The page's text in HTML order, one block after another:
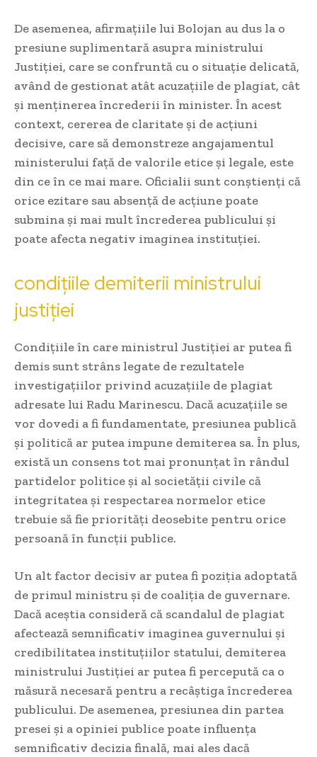
De asemenea, afirmațiile lui Bolojan au dus la o
presiune suplimentară asupra ministrului
Justiției, care se confruntă cu o situație delicată,
având de gestionat atât acuzațiile de plagiat, cât
și menținerea încrederii în minister. În acest
context, cererea de claritate și de acțiuni
decisive, care să demonstreze angajamentul
ministerului față de valorile etice și legale, este
din ce în ce mai mare. Oficialii sunt conștienți că
orice ezitare sau absență de acțiune poate
submina și mai mult încrederea publicului și
poate afecta negativ imaginea instituției.
condițiile demiterii ministrului
justiției
Condițiile în care ministrul Justiției ar putea fi
demis sunt strâns legate de rezultatele
investigațiilor privind acuzațiile de plagiat
adresate lui Radu Marinescu. Dacă acuzațiile se
vor dovedi a fi fundamentate, presiunea publică
și politică ar putea impune demiterea sa. În plus,
există un consens tot mai pronunțat în rândul
partidelor politice și al societății civile că
integritatea și respectarea normelor etice
trebuie să fie priorități deosebite pentru orice
persoană în funcții publice.
Un alt factor decisiv ar putea fi poziția adoptată
de primul ministru și de coaliția de guvernare.
Dacă aceștia consideră că scandalul de plagiat
afectează semnificativ imaginea guvernului și
credibilitatea instituțiilor statului, demiterea
ministrului Justiției ar putea fi percepută ca o
măsură necesară pentru a recâștiga încrederea
publicului. De asemenea, presiunea din partea
presei și a opiniei publice poate influența
semnificativ decizia finală, mai ales dacă